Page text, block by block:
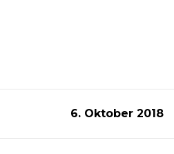
6. Oktober 2018